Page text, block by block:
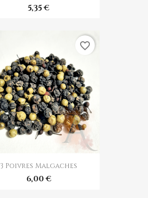
5,35 €
3 Poivres Malgaches
6,00 €
favorite_border